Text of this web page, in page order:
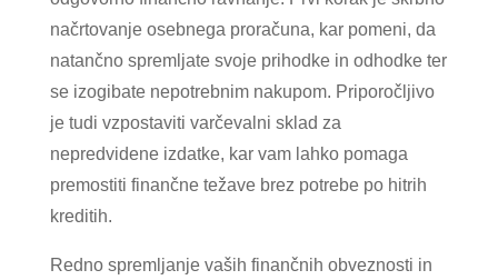
načrtovanje osebnega proračuna, kar pomeni, da
natančno spremljate svoje prihodke in odhodke ter
se izogibate nepotrebnim nakupom. Priporočljivo
je tudi vzpostaviti varčevalni sklad za
nepredvidene izdatke, kar vam lahko pomaga
premostiti finančne težave brez potrebe po hitrih
kreditih.
Redno spremljanje vaših finančnih obveznosti in